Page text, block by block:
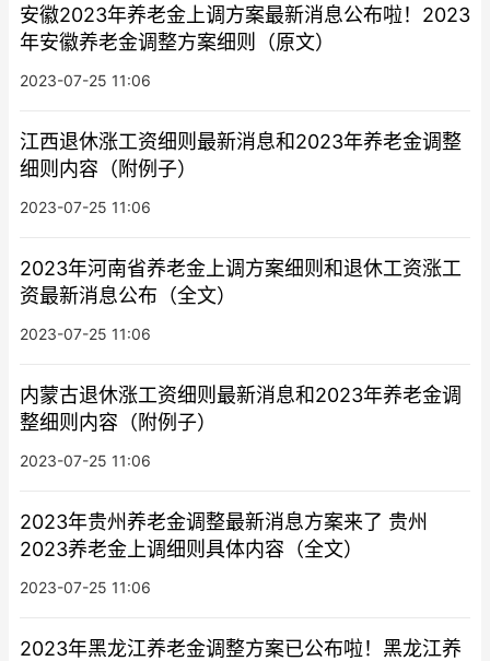
安徽2023年养老金上调方案最新消息公布啦！2023
年安徽养老金调整方案细则（原文）
2023-07-25 11:06
江西退休涨工资细则最新消息和2023年养老金调整
细则内容（附例子）
2023-07-25 11:06
2023年河南省养老金上调方案细则和退休工资涨工
资最新消息公布（全文）
2023-07-25 11:06
内蒙古退休涨工资细则最新消息和2023年养老金调
整细则内容（附例子）
2023-07-25 11:06
2023年贵州养老金调整最新消息方案来了 贵州
2023养老金上调细则具体内容（全文）
2023-07-25 11:06
2023年黑龙江养老金调整方案已公布啦！黑龙江养